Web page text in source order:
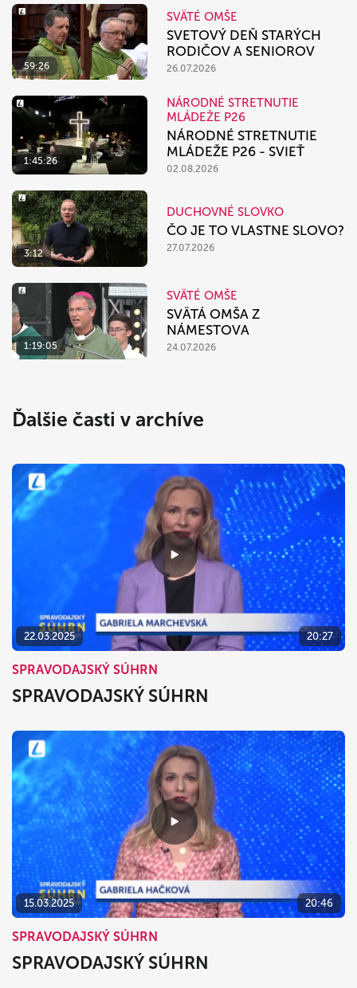
59:26
SVÄTÉ OMŠE
SVETOVÝ DEŇ STARÝCH
RODIČOV A SENIOROV
26.07.2026
1:45:26
NÁRODNÉ STRETNUTIE
MLÁDEŽE P26
NÁRODNÉ STRETNUTIE
MLÁDEŽE P26 - SVIEŤ
02.08.2026
3:12
DUCHOVNÉ SLOVKO
ČO JE TO VLASTNE SLOVO?
27.07.2026
1:19:05
SVÄTÉ OMŠE
SVÄTÁ OMŠA Z
NÁMESTOVA
24.07.2026
Ďalšie časti v archíve
22.03.2025 20:27
SPRAVODAJSKÝ SÚHRN
SPRAVODAJSKÝ SÚHRN
15.03.2025 20:46
SPRAVODAJSKÝ SÚHRN
SPRAVODAJSKÝ SÚHRN